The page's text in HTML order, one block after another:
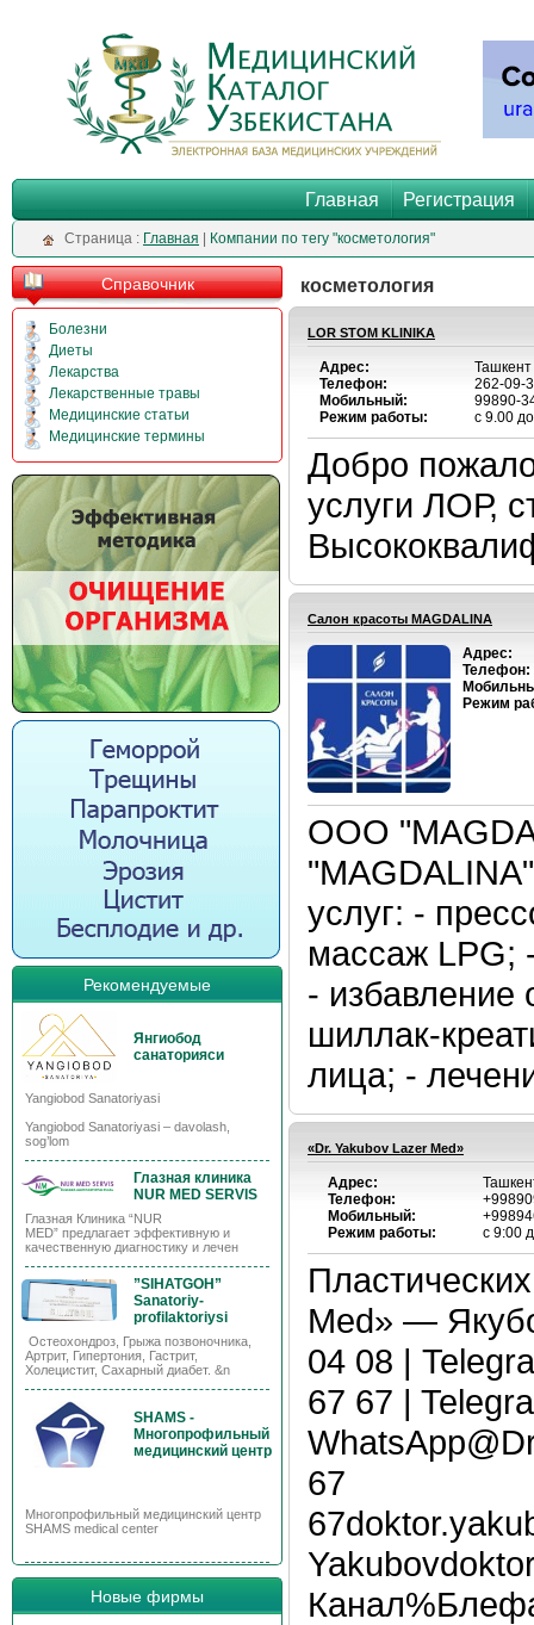
Главная Регистрация
Cтраница : Главная Компании по тегу "косметология"
Справочник
Болезни
Диеты
Лекарства
Лекарственные травы
Медицинские статьи
Медицинские термины
Рекомендуемые
Янгиобод
санаторияси
Yangiobod Sanatoriyasi
Yangiobod Sanatoriyasi – davolash,
sog’lom
Глазная клиника
NUR MED SERVIS
Глазная Клиника “NUR
MED” предлагает эффективную и
качественную диагностику и лечен
”SIHATGOH”
Sanatoriy-
profilaktoriysi
Остеохондроз, Грыжа позвоночника,
Артрит, Гипертония, Гастрит,
Холецистит, Сахарный диабет. &n
SHAMS -
Многопрофильный
медицинский центр
Многопрофильный медицинский центр
SHAMS medical center
Новые фирмы
косметология
LOR STOM KLINIKA
Адрес:
Телефон:
Мобильный:
Режим работы:
Ташкент
262-09-
99890-
с 9.00
Добро
услуги ЛОР,
Салон красоты MAGDALINA
Адрес:
Телефон:
Режим
ООО
услуг: -
массаж LPG;
- избавление
шиллак-
лица; -
«Dr. Yakubov Lazer Med»
Адрес:
Телефон:
Мобильный:
Режим работы:
с 9:00
Med» —
04 08 |
67 67 |
67